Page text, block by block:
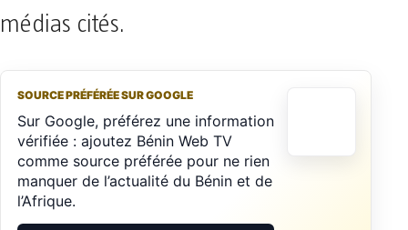
médias cités.
SOURCE PRÉFÉRÉE SUR GOOGLE
Sur Google, préférez une information
vérifiée : ajoutez Bénin Web TV
comme source préférée pour ne rien
manquer de l’actualité du Bénin et de
l’Afrique.